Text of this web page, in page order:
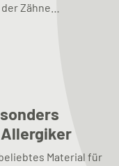
Zähne…
Material für